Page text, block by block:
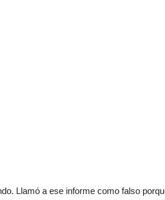
Llamó a ese informe como falso